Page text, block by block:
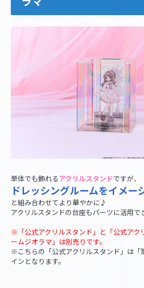
単体でも飾れる アクリルスタンドですが、
ドレッシングルームをイメー
と組み合わせてより華やかに♪
アクリルスタンドの台座もパーツに活用で
※「公式アクリルスタンド」と「公式アク
ームジオラマ」は別売りです。
※こちらの「公式アクリルスタンド」は「
インとなります。